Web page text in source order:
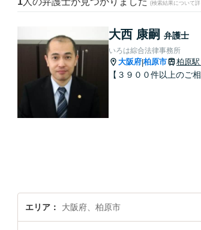
(検索結果について詳
大西 康嗣 弁護士
いろは綜合法律事務所
大阪府|柏原市 柏原駅
【３９００件以上のご
エリア 大阪府、柏原市